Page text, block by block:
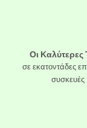
Οι Καλύτερες
σε εκατοντάδες
συσκευές